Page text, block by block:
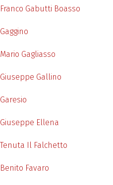
Franco Gabutti Boasso
Gaggino
Mario Gagliasso
Giuseppe Gallino
Garesio
Giuseppe Ellena
Tenuta Il Falchetto
Benito Favaro